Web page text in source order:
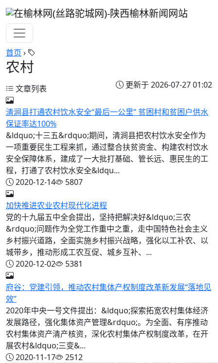
首页 ›
农村
更新于 2026-07-27 01:02
文章列表
清涧县打通农村饮水安全“最后一公里” 贫困村和贫困户供水
保证率达100%
&ldquo;十三五&rdquo;期间，清涧县把农村饮水安全作为
一项重要民生工程来抓，通过整合扶贫资金、构建农村饮水
安全保障体系，建成了一大批打基础、管长远、惠民生的工
程，打通了农村饮水安全&ldqu...
2020-12-14
5807
加快推进农业农村现代化进程
党的十九届五中全会提出，坚持把解决好&ldquo;三农
&rdquo;问题作为全党工作重中之重，走中国特色社会主义
乡村振兴道路，全面实施乡村振兴战略，强化以工补农、以
城带乡，推动形成工农互促、城乡互补、...
2020-12-02
5381
府谷：党建引领，推动农村集体产权制度改革新发展“落地见
效”
2020年中央一号文件提出：&ldquo;探索拓宽农村集体经济
发展路径，强化集体资产管理&rdquo;。为全面、有序推动
农村集体资产清产核资，深化农村集体产权制度改革，在开
展农村&ldquo;三变&...
2020-11-17
2512